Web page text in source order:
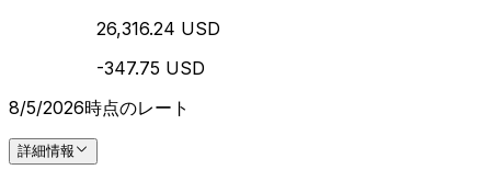
26,316.24 USD
-347.75 USD
8/5/2026時点のレート
詳細情報